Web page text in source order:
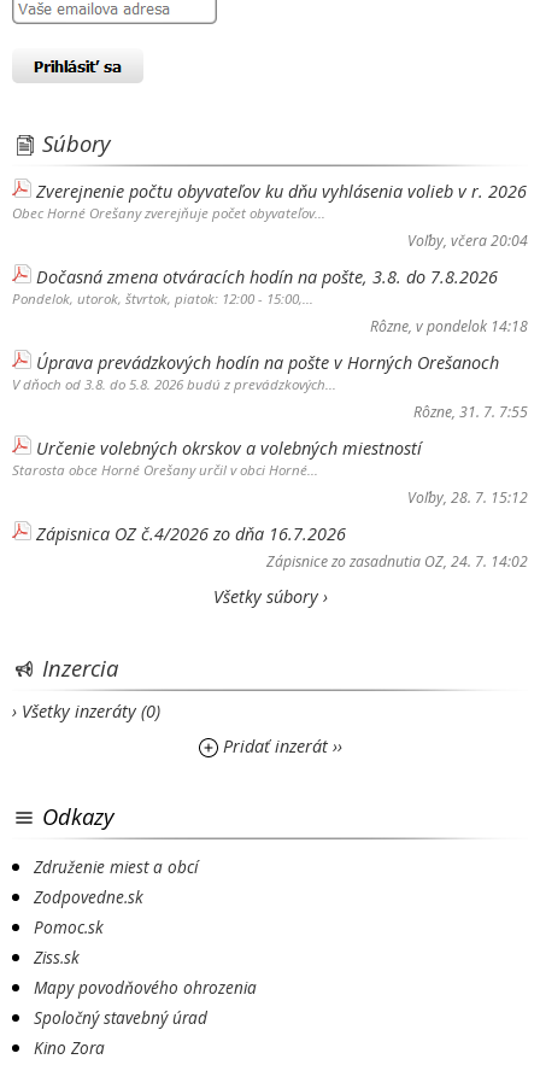
Súbory
Zverejnenie počtu obyvateľov ku dňu vyhlásenia volieb v r. 2026
Obec Horné Orešany zverejňuje počet obyvateľov...
Voľby, včera 20:04
Dočasná zmena otváracích hodín na pošte, 3.8. do 7.8.2026
Pondelok, utorok, štvrtok, piatok: 12:00 - 15:00,...
Rôzne, v pondelok 14:18
Úprava prevádzkových hodín na pošte v Horných Orešanoch
V dňoch od 3.8. do 5.8. 2026 budú z prevádzkových...
Rôzne, 31. 7. 7:55
Určenie volebných okrskov a volebných miestností
Starosta obce Horné Orešany určil v obci Horné...
Voľby, 28. 7. 15:12
Zápisnica OZ č.4/2026 zo dňa 16.7.2026
Zápisnice zo zasadnutia OZ, 24. 7. 14:02
Všetky súbory ›
Inzercia
› Všetky inzeráty (0)
Pridať inzerát ››
Odkazy
Združenie miest a obcí
Zodpovedne.sk
Pomoc.sk
Ziss.sk
Mapy povodňového ohrozenia
Spoločný stavebný úrad
Kino Zora